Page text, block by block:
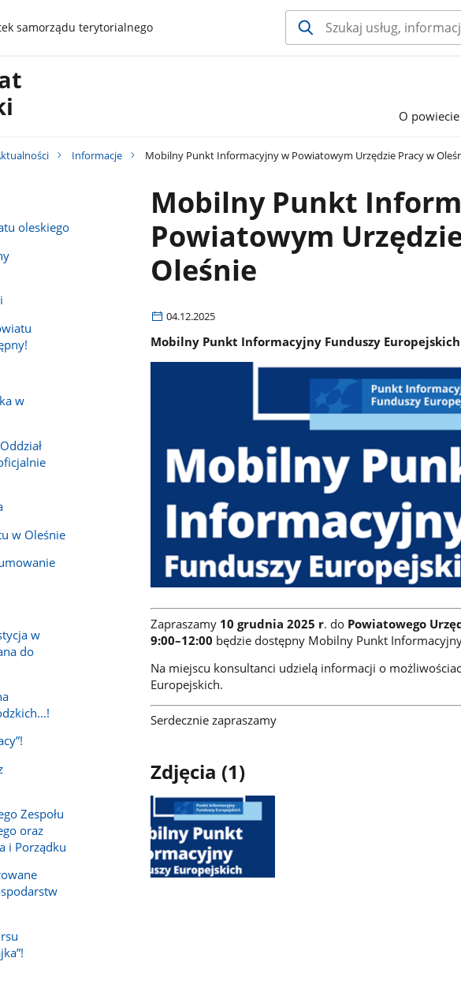
samorządu terytorialnego
O powiecie
Informacje Mobilny Punkt Informacyjny w Powiatowym Urzędzie Pracy w
oleskiego
w
w Oleśnie
w
do
Zespołu
oraz
i Porządku
Mobilny Punkt
Powiatowym
Oleśnie
04.12.2025
Mobilny Punkt Informacyjny Funduszy
Zapraszamy 10 grudnia 2025 r. do Powiatowego
9:00–12:00 będzie dostępny Mobilny Punkt
Na miejscu konsultanci udzielą informacji o
Europejskich.
Serdecznie zapraszamy
Zdjęcia (1)